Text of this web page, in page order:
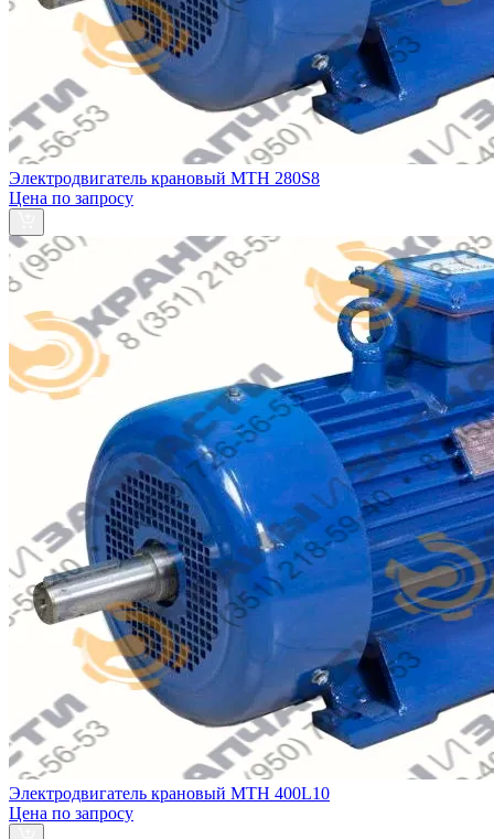
Электродвигатель крановый MTH 280S8
Цена по запросу
Электродвигатель крановый MTH 400L10
Цена по запросу